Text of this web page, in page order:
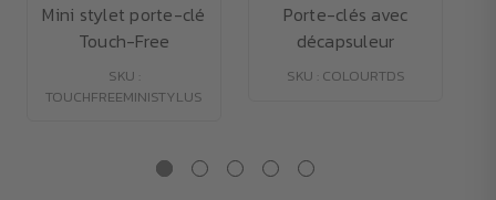
Mini stylet porte-clé
Touch-Free
SKU :
TOUCHFREEMINISTYLUS
Porte-clés avec
décapsuleur
SKU : COLOURTDS